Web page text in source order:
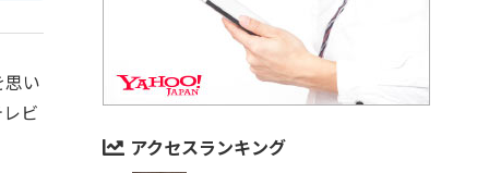
い
ビ
アクセスランキング